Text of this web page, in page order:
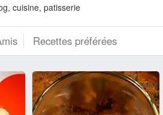
cuisine, patisserie
Recettes préférées